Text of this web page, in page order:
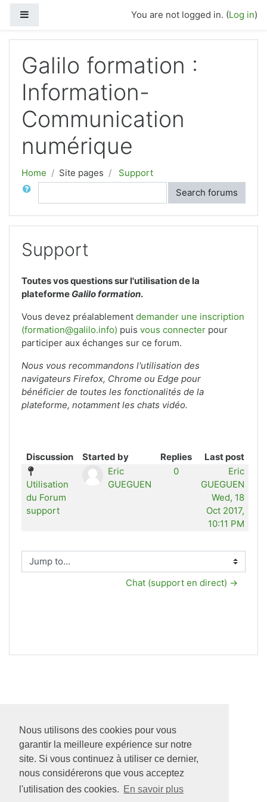
Nous utilisons des cookies pour vous
garantir la meilleure expérience sur notre
site. Si vous continuez à utiliser ce dernier,
nous considérerons que vous acceptez
l'utilisation des cookies. En savoir plus
You are not logged in. (Log in)
Galilo formation :
Information-
Communication
numérique
Home Site pages
Support
Search
Search forums
Support
Toutes vos questions sur l'utilisation de la
plateforme Galilo formation.
Vous devez préalablement demander une inscription
(formation@galilo.info) puis vous connecter pour
participer aux échanges sur ce forum.
Nous vous recommandons l'utilisation des
navigateurs Firefox, Chrome ou Edge pour
bénéficier de toutes les fonctionalités de la
plateforme, notamment les chats vidéo.
Discussion Started by Replies Last post
Utilisation
du Forum
support
Eric
GUEGUEN
0
Eric
GUEGUEN
Wed, 18
Oct 2017,
10:11 PM
Jump to...
Chat (support en direct) →